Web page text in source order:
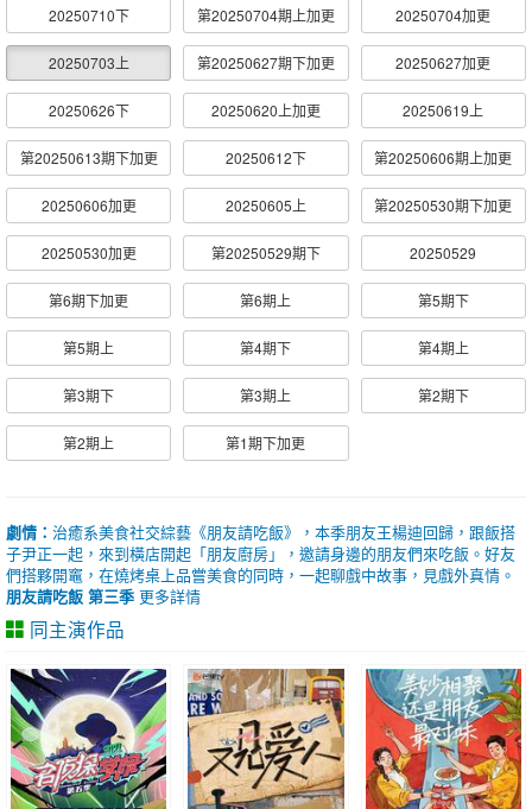
20250710下 第20250704期上加更 20250704加更
20250703上 第20250627期下加更 20250627加更
20250626下 20250620上加更 20250619上
第20250613期下加更 20250612下 第20250606期上加更
20250606加更 20250605上 第20250530期下加更
20250530加更 第20250529期下 20250529
第6期下加更 第6期上 第5期下
第5期上 第4期下 第4期上
第3期下 第3期上 第2期下
第2期上 第1期下加更
劇情： 治癒系美食社交綜藝《朋友請吃飯》，本季朋友王楊迪回歸，跟飯搭
子尹正一起，來到橫店開起「朋友廚房」，邀請身邊的朋友們來吃飯。好友
們搭夥開竈，在燒烤桌上品嘗美食的同時，一起聊戲中故事，見戲外真情。
朋友請吃飯 第三季 更多詳情
同主演作品